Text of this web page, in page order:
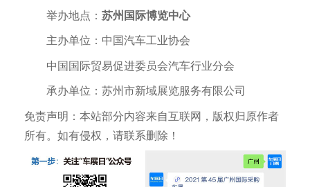
举办地点： 苏州国际博览中心
主办单位：中国汽车工业协会
中国国际贸易促进委员会汽车行业分会
承办单位：苏州市新域展览服务有限公司
免责声明：本站部分内容来自互联网，版权归原作者
所有。如有侵权，请联系删除！